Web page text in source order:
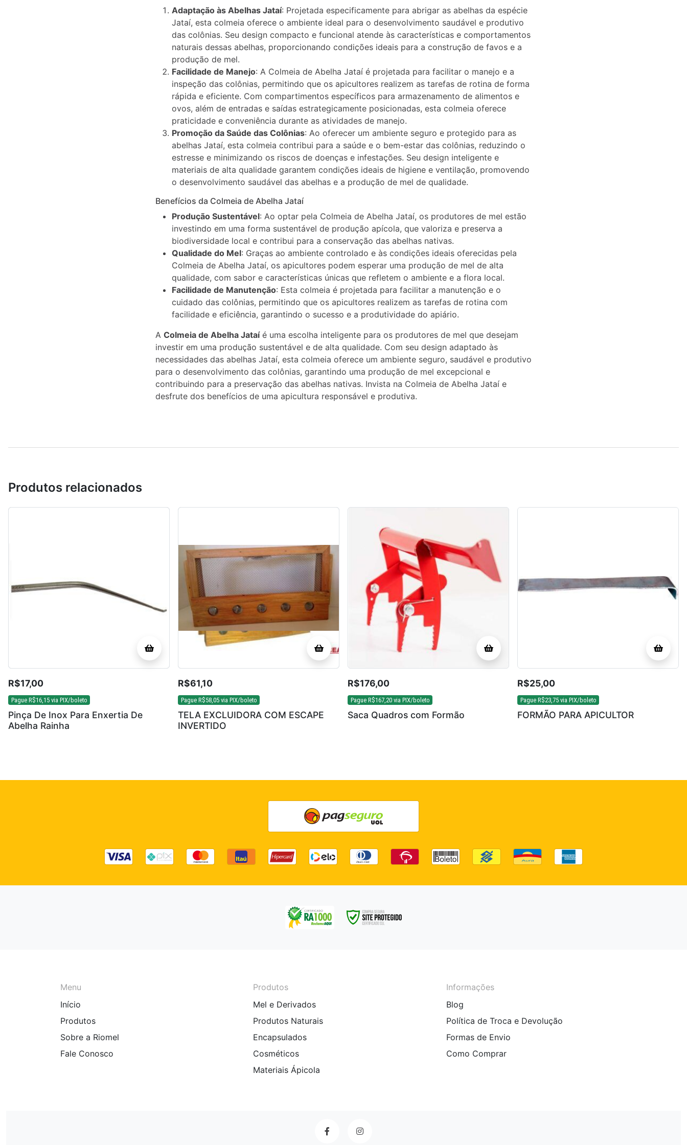
Adaptação às Abelhas Jataí: Projetada especificamente para abrigar as abelhas da espécie
Jataí, esta colmeia oferece o ambiente ideal para o desenvolvimento saudável e produtivo
das colônias. Seu design compacto e funcional atende às características e comportamentos
naturais dessas abelhas, proporcionando condições ideais para a construção de favos e a
produção de mel.
Facilidade de Manejo: A Colmeia de Abelha Jataí é projetada para facilitar o manejo e a
inspeção das colônias, permitindo que os apicultores realizem as tarefas de rotina de forma
rápida e eficiente. Com compartimentos específicos para armazenamento de alimentos e
ovos, além de entradas e saídas estrategicamente posicionadas, esta colmeia oferece
praticidade e conveniência durante as atividades de manejo.
Promoção da Saúde das Colônias: Ao oferecer um ambiente seguro e protegido para as
abelhas Jataí, esta colmeia contribui para a saúde e o bem-estar das colônias, reduzindo o
estresse e minimizando os riscos de doenças e infestações. Seu design inteligente e
materiais de alta qualidade garantem condições ideais de higiene e ventilação, promovendo
o desenvolvimento saudável das abelhas e a produção de mel de qualidade.
Benefícios da Colmeia de Abelha Jataí
Produção Sustentável: Ao optar pela Colmeia de Abelha Jataí, os produtores de mel estão
investindo em uma forma sustentável de produção apícola, que valoriza e preserva a
biodiversidade local e contribui para a conservação das abelhas nativas.
Qualidade do Mel: Graças ao ambiente controlado e às condições ideais oferecidas pela
Colmeia de Abelha Jataí, os apicultores podem esperar uma produção de mel de alta
qualidade, com sabor e características únicas que refletem o ambiente e a flora local.
Facilidade de Manutenção: Esta colmeia é projetada para facilitar a manutenção e o
cuidado das colônias, permitindo que os apicultores realizem as tarefas de rotina com
facilidade e eficiência, garantindo o sucesso e a produtividade do apiário.
A Colmeia de Abelha Jataíé uma escolha inteligente para os produtores de mel que desejam
investir em uma produção sustentável e de alta qualidade. Com seu design adaptado às
necessidades das abelhas Jataí, esta colmeia oferece um ambiente seguro, saudável e produtivo
para o desenvolvimento das colônias, garantindo uma produção de mel excepcional e
contribuindo para a preservação das abelhas nativas. Invista na Colmeia de Abelha Jataí e
desfrute dos benefícios de uma apicultura responsável e produtiva.
Produtos relacionados
R$17,00
Pague R$16,15 via PIX/boleto
Pinça De Inox Para Enxertia De
Abelha Rainha
R$61,10
Pague R$58,05 via PIX/boleto
TELA EXCLUIDORA COM ESCAPE
INVERTIDO
R$176,00
Pague R$167,20 via PIX/boleto
Saca Quadros com Formão
R$25,00
Pague R$23,75 via PIX/boleto
FORMÃO PARA APICULTOR
Menu
Início
Produtos
Sobre a Riomel
Fale Conosco
Produtos
Mel e Derivados
Produtos Naturais
Encapsulados
Cosméticos
Materiais Ápicola
Informações
Blog
Política de Troca e Devolução
Formas de Envio
Como Comprar